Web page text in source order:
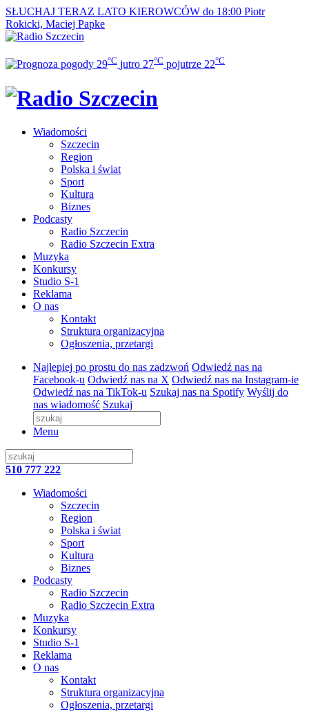
SŁUCHAJ TERAZ LATO KIEROWCÓW do 18:00 Piotr
Rokicki, Maciej Papke
29°C jutro 27°C pojutrze 22°C
Wiadomości
Szczecin
Region
Polska i świat
Sport
Kultura
Biznes
Podcasty
Radio Szczecin
Radio Szczecin Extra
Muzyka
Konkursy
Studio S-1
Reklama
O nas
Kontakt
Struktura organizacyjna
Ogłoszenia, przetargi
Najlepiej po prostu do nas zadzwoń Odwiedź nas na
Facebook-u Odwiedź nas na X Odwiedź nas na Instagram-ie
Odwiedź nas na TikTok-u Szukaj nas na Spotify Wyślij do
nas wiadomość Szukaj
Menu
510 777 222
Wiadomości
Szczecin
Region
Polska i świat
Sport
Kultura
Biznes
Podcasty
Radio Szczecin
Radio Szczecin Extra
Muzyka
Konkursy
Studio S-1
Reklama
O nas
Kontakt
Struktura organizacyjna
Ogłoszenia, przetargi